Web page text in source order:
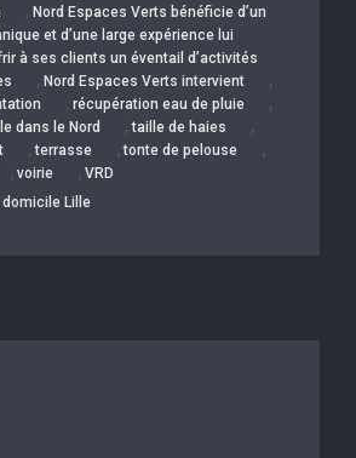
, Nord Espaces Verts bénéficie d’un
et d’une large expérience lui
à ses clients un éventail d’activités
, Nord Espaces Verts intervient ,
, récupération eau de pluie ,
dans le Nord ,taille de haies ,
,terrasse ,tonte de pelouse ,
, voirie , VRD
Lille